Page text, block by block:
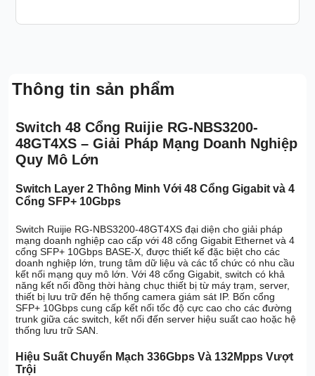
Thông tin sản phẩm
Switch 48 Cổng Ruijie RG-NBS3200-
48GT4XS – Giải Pháp Mạng Doanh Nghiệp
Quy Mô Lớn
Switch Layer 2 Thông Minh Với 48 Cổng Gigabit và 4
Cổng SFP+ 10Gbps
Switch Ruijie RG-NBS3200-48GT4XS đại diện cho giải pháp
mạng doanh nghiệp cao cấp với 48 cổng Gigabit Ethernet và 4
cổng SFP+ 10Gbps BASE-X, được thiết kế đặc biệt cho các
doanh nghiệp lớn, trung tâm dữ liệu và các tổ chức có nhu cầu
kết nối mạng quy mô lớn. Với 48 cổng Gigabit, switch có khả
năng kết nối đồng thời hàng chục thiết bị từ máy trạm, server,
thiết bị lưu trữ đến hệ thống camera giám sát IP. Bốn cổng
SFP+ 10Gbps cung cấp kết nối tốc độ cực cao cho các đường
trunk giữa các switch, kết nối đến server hiệu suất cao hoặc hệ
thống lưu trữ SAN.
Hiệu Suất Chuyển Mạch 336Gbps Và 132Mpps Vượt
Trội